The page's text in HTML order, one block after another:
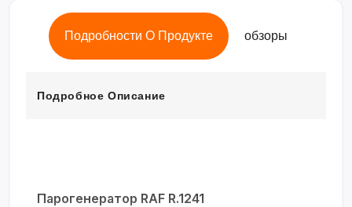
Подробности О Продукте обзоры
Подробное Описание
Парогенератор RAF R.1241